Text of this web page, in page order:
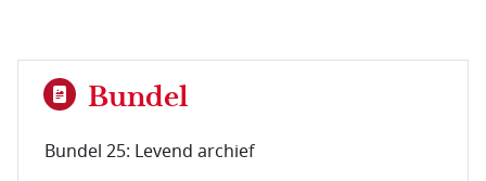
Bundel
Bundel 25: Levend archief